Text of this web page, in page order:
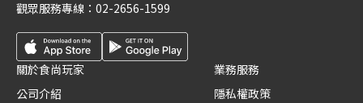
觀眾服務專線： 02-2656-1599
關於食尚玩家
公司介紹
業務服務
隱私權政策